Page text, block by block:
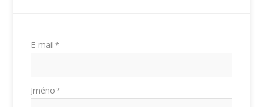
E-mail *
Jméno *